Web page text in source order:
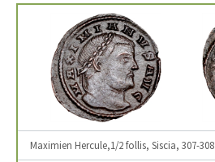
Maximien Hercule,1/2 follis, Siscia, 307-308